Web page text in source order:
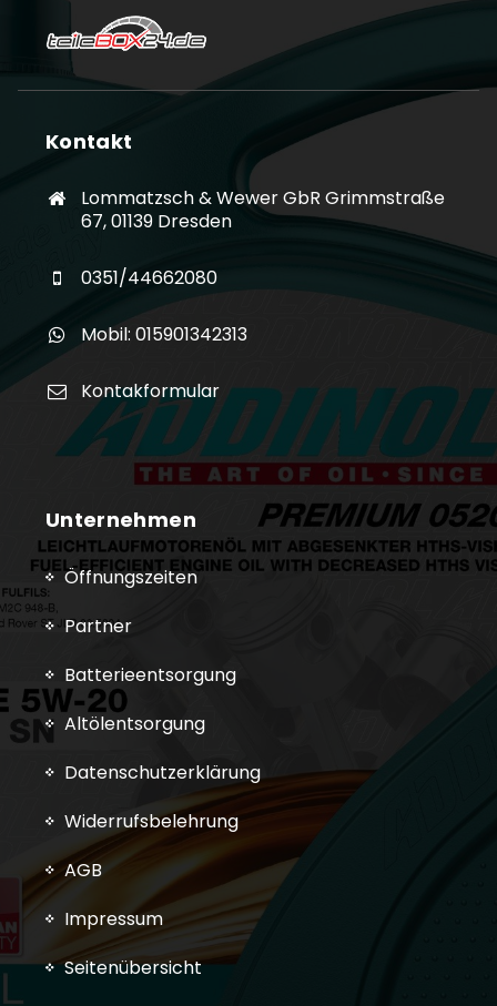
Kontakt
Lommatzsch & Wewer GbR Grimmstraße
67, 01139 Dresden
0351/44662080
Mobil: 015901342313
Kontakformular
Unternehmen
Öffnungszeiten
Partner
Batterieentsorgung
Altölentsorgung
Datenschutzerklärung
Widerrufsbelehrung
AGB
Impressum
Seitenübersicht